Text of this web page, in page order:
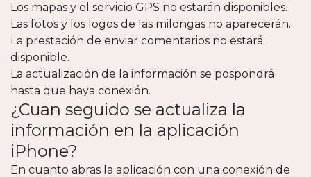
Los mapas y el servicio GPS no estarán disponibles.
Las fotos y los logos de las milongas no aparecerán.
La prestación de enviar comentarios no estará
disponible.
La actualización de la información se pospondrá
hasta que haya conexión.
¿Cuan seguido se actualiza la
información en la aplicación
iPhone?
En cuanto abras la aplicación con una conexión de